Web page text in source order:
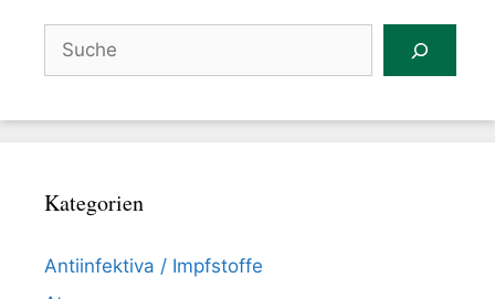
Suchen
Kategorien
Antiinfektiva / Impfstoffe